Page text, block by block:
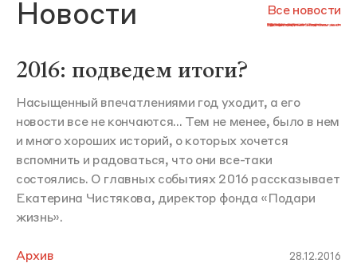
Новости Все новости
2016: подведем итоги?
Насыщенный впечатлениями год уходит, а его
новости все не кончаются... Тем не менее, было в нем
и много хороших историй, о которых хочется
вспомнить и радоваться, что они все-таки
состоялись. О главных событиях 2016 рассказывает
Екатерина Чистякова, директор фонда «Подари
жизнь».
Архив 28.12.2016